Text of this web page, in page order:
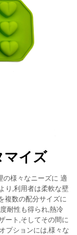
マイズ
の様々なニーズに 適
り,利用者は柔軟な壁
複数の配分サイズに
耐性も得られ,熱冷
ート,そしてその間に
プションには,様々な